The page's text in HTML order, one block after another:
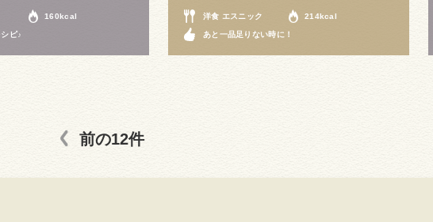
160kcal
ピ♪
洋食 エスニック 214kcal
あと一品足りない時に！
前の12件